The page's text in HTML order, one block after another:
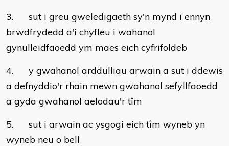
3. sut i greu gweledigaeth sy'n mynd i ennyn
brwdfrydedd a'i chyfleu i wahanol
gynulleidfaoedd ym maes eich cyfrifoldeb
4. y gwahanol arddulliau arwain a sut i ddewis
a defnyddio'r rhain mewn gwahanol sefyllfaoedd
a gyda gwahanol aelodau'r tîm
5. sut i arwain ac ysgogi eich tîm wyneb yn
wyneb neu o bell